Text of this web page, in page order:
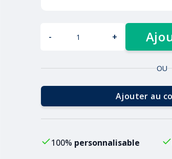
- +
OU
Ajouter au
100% personnalisable